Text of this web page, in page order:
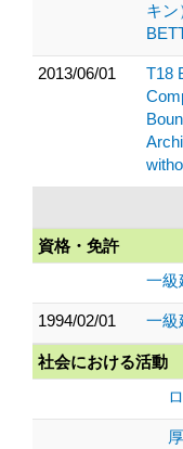
キン
2013/06/01
T18
資格・免許
一級
1994/02/01 一級
社会における活動